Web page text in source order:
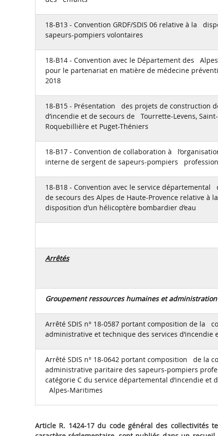
18-B13 - Convention GRDF/SDIS 06 relative à la
sapeurs-pompiers volontaires
18-B14 - Convention avec le Département des
pour le partenariat en matière de médecine
2018
18-B15 - Présentation des projets de construction
d’incendie et de secours de Tourrette-Levens,
Roquebillière et Puget-Théniers
18-B17 - Convention de collaboration à
interne de sergent de sapeurs-pompiers
18-B18 - Convention avec le service départemental
de secours des Alpes de Haute-Provence relative à
disposition d’un hélicoptère bombardier d’eau
Arrêtés
Groupement ressources humaines et
Arrêté SDIS n° 18-0587 portant composition de la
administrative et technique des services d’incendie
Arrêté SDIS n° 18-0642 portant composition de la
administrative paritaire des sapeurs-pompiers
catégorie C du service départemental d’incendie et
Alpes-Maritimes
Article R. 1424-17 du code général des